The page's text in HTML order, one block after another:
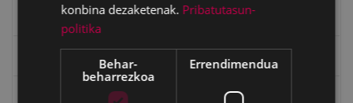
Kultura egitaraua
"Gure Herria" aldizkaria
konbina dezaketenak. Pribatutasun-
politika
Behar-
beharrezkoa
Errendimendua